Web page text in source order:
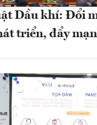
Dầu khí: Đổi
triển, đẩy